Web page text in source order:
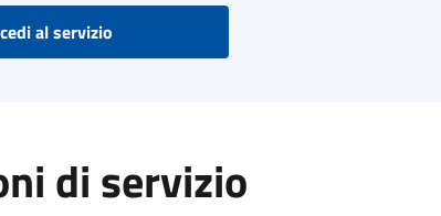
al servizio
di servizio